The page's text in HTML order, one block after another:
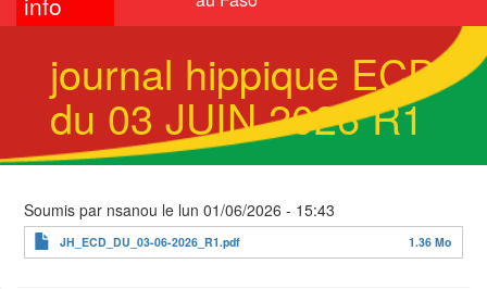
journal hippique ECD
du 03 JUIN 2026 R1
Soumis par nsanou le lun 01/06/2026 - 15:43
JH_ECD_DU_03-06-2026_R1.pdf 1.36 Mo